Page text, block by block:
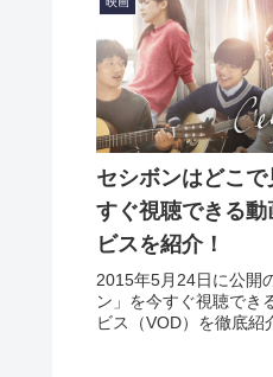
セシボンはどこ
すぐ視聴できる
ビスを紹介！
2015年5月24日に公開
ン」を今すぐ視聴でき
ビス（VOD）を徹底紹
キャスト・声優、スタ
情報はもちろん、実際